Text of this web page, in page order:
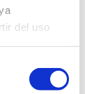
del uso
hace